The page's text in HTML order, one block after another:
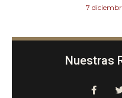
7
Nuestras